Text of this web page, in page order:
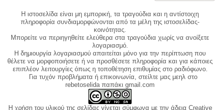
Η ιστοσελίδα είναι μη εμπορική, τα τραγούδια και η αντίστοιχη
πληροφορία συνδιαμορφώνονται από τα μέλη της ιστοσελίδας-
κοινότητας.
Μπορείτε να περιηγηθείτε ελεύθερα στα τραγούδια χωρίς να ανοίξετε
λογαριασμό.
Η δημιουργία λογαριασμού απαιτείται μόνο για την περίπτωση που
θέλετε να μορφοποιήσετε ή να προσθέσετε πληροφορία και για κάποιες
επιπλέον λειτουργίες όπως η τοποθέτηση επιθυμίας στο ραδιόφωνο.
Για τυχόν προβλήματα ή επικοινωνία, στείλτε μας μεηλ στο
rebetoselida παπάκι gmail.com
Η χρήση του υλικού της σελίδας γίνεται σύμφωνα με την άδεια Creative